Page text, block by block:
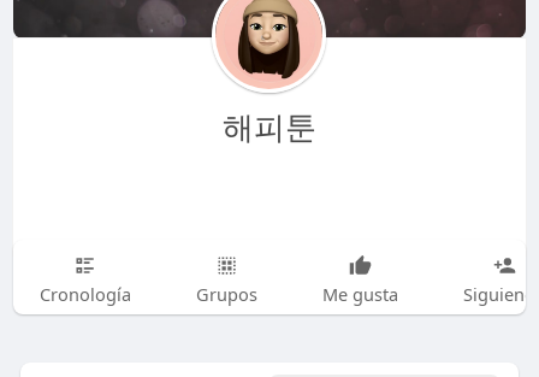
해피툰
Cronología Grupos Me gusta